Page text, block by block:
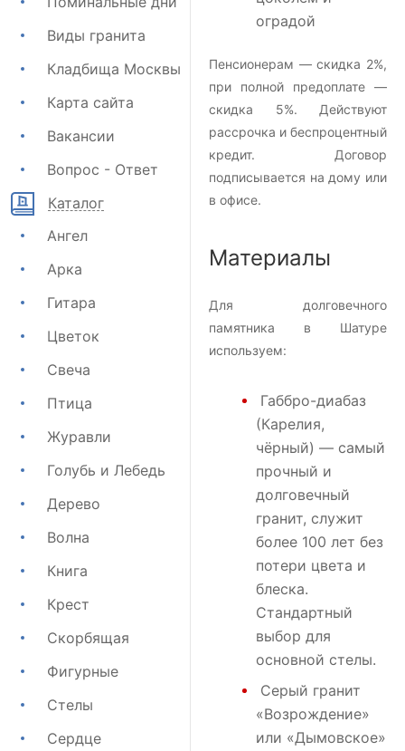
Виды гранита
Кладбища Москвы
Карта сайта
Вакансии
Вопрос - Ответ
Каталог
Ангел
Арка
Гитара
Цветок
Свеча
Птица
Журавли
Голубь и Лебедь
Дерево
Волна
Книга
Крест
Скорбящая
Фигурные
Стелы
Сердце
оградой
Пенсионерам — скидка 2%,
при полной предоплате —
скидка 5%. Действуют
рассрочка и беспроцентный
кредит. Договор
подписывается на дому или
в офисе.
Материалы
Для долговечного
памятника в Шатуре
используем:
Габбро-диабаз
(Карелия,
чёрный) — самый
прочный и
долговечный
гранит, служит
более 100 лет без
потери цвета и
блеска.
Стандартный
выбор для
основной стелы.
Серый гранит
«Возрождение»
или «Дымовское»